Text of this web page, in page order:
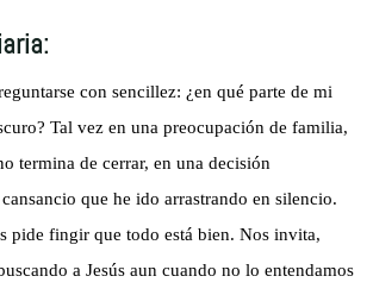
con sencillez: ¿en qué parte de mi
Tal vez en una preocupación de familia,
termina de cerrar, en una decisión
que he ido arrastrando en silencio.
pide fingir que todo está bien. Nos invita,
a Jesús aun cuando no lo entendamos